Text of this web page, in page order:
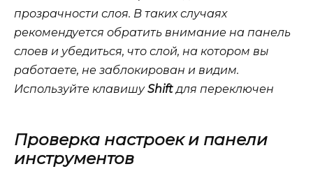
прозрачности слоя. В таких случаях
рекомендуется обратить внимание на панель
слоев и убедиться, что слой, на котором вы
работаете, не заблокирован и видим.
Используйте клавишуShift для переключен
Проверка настроек и панели
инструментов